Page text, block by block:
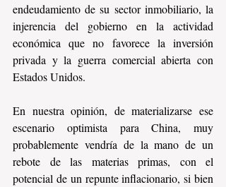
endeudamiento de su sector inmobiliario, la
injerencia del gobierno en la actividad
económica que no favorece la inversión
privada y la guerra comercial abierta con
Estados Unidos.
En nuestra opinión, de materializarse ese
escenario optimista para China, muy
probablemente vendría de la mano de un
rebote de las materias primas, con el
potencial de un repunte inflacionario, si bien